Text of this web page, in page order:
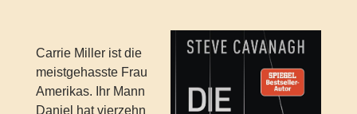
Carrie Miller ist die
meistgehasste Frau
Amerikas. Ihr Mann
Daniel hat vierzehn